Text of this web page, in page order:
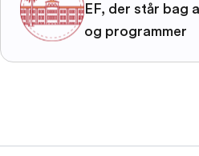
EF, der står bag
og programmer